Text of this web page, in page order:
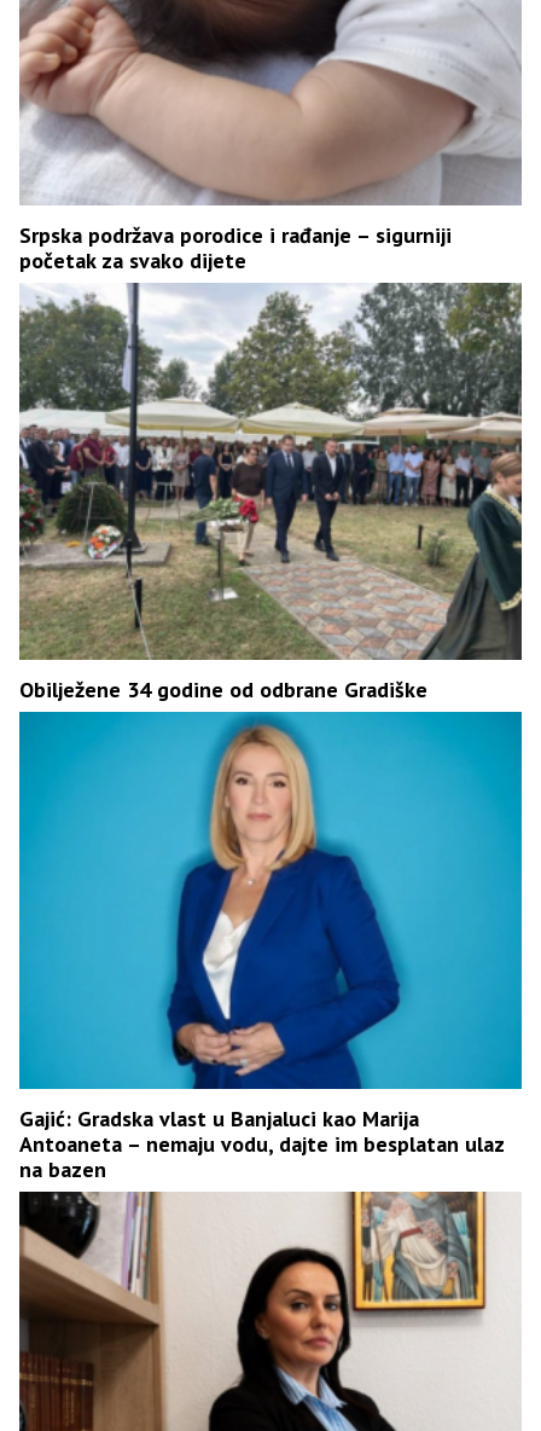
Srpska podržava porodice i rađanje – sigurniji
početak za svako dijete
Obilježene 34 godine od odbrane Gradiške
Gajić: Gradska vlast u Banjaluci kao Marija
Antoaneta – nemaju vodu, dajte im besplatan ulaz
na bazen